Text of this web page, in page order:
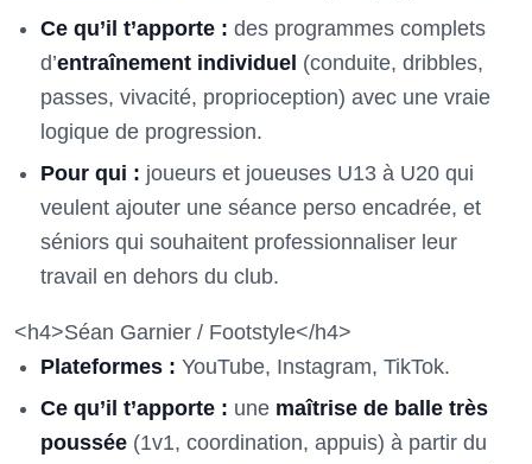
Ce qu’il t’apporte : des programmes complets
d’entraînement individuel (conduite, dribbles,
passes, vivacité, proprioception) avec une vraie
logique de progression.
Pour qui : joueurs et joueuses U13 à U20 qui
veulent ajouter une séance perso encadrée, et
séniors qui souhaitent professionnaliser leur
travail en dehors du club.
<h4>Séan Garnier / Footstyle</h4>
Plateformes : YouTube, Instagram, TikTok.
Ce qu’il t’apporte : une maîtrise de balle très
poussée (1v1, coordination, appuis) à partir du